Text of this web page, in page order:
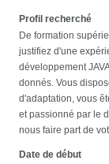
Profil recherché
De formation
justifiez d'une
développement
donnés. Vous
d'adaptation, vous
et passionné par le
nous faire part de
Date de début